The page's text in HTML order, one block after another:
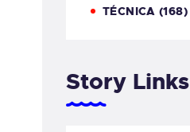
TÉCNICA (168)
Story Links